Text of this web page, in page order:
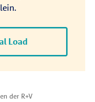
Load
der R+V